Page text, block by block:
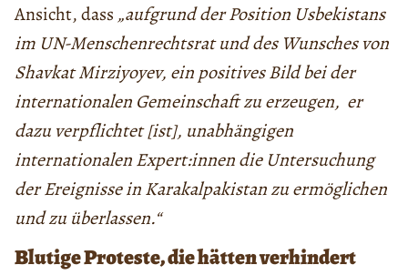
Ansicht, dass „aufgrund der Position Usbekistans
im UN-Menschenrechtsrat und des Wunsches von
Shavkat Mirziyoyev, ein positives Bild bei der
internationalen Gemeinschaft zu erzeugen, er
dazu verpflichtet [ist], unabhängigen
internationalen Expert:innen die Untersuchung
der Ereignisse in Karakalpakistan zu ermöglichen
und zu überlassen.“
Blutige Proteste, die hätten verhindert